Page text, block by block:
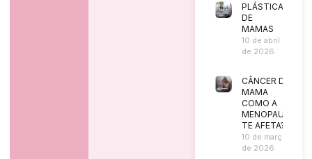
PLÁSTICA
DE
MAMAS
10 de abril
de 2026
CÂNCER DE
MAMA
COMO A
MENOPAUSA
TE AFETA?
10 de março
de 2026